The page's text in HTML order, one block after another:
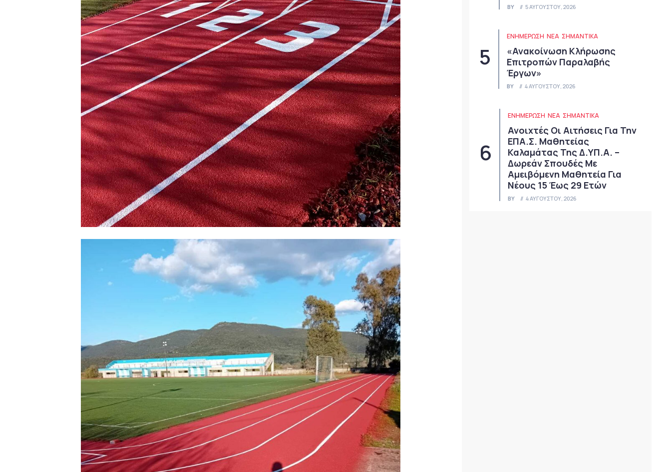
BY 5 ΑΥΓΟΎΣΤΟΥ, 2026
ΕΝΗΜΕΡΩΣΗ ΝΈΑ ΣΗΜΑΝΤΙΚΆ
«Ανακοίνωση Κλήρωσης
Επιτροπών Παραλαβής
Έργων»
BY 4 ΑΥΓΟΎΣΤΟΥ, 2026
ΕΝΗΜΕΡΩΣΗ ΝΈΑ ΣΗΜΑΝΤΙΚΆ
Ανοιχτές Οι Αιτήσεις Για Την
ΕΠΑ.Σ. Μαθητείας
Καλαμάτας Της Δ.ΥΠ.Α. –
Δωρεάν Σπουδές Με
Αμειβόμενη Μαθητεία Για
Νέους 15 Έως 29 Ετών
BY 4 ΑΥΓΟΎΣΤΟΥ, 2026